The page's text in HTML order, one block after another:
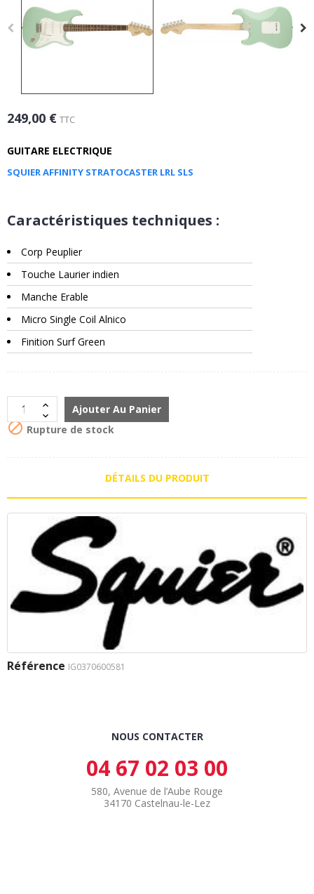
249,00 € TTC
GUITARE ELECTRIQUE
SQUIER AFFINITY STRATOCASTER LRL SLS
Caractéristiques techniques :
Corp Peuplier
Touche Laurier indien
Manche Erable
Micro Single Coil Alnico
Finition Surf Green
Ajouter Au Panier
 Rupture de stock
DÉTAILS DU PRODUIT
Référence IG0370600581
NOUS CONTACTER
04 67 02 03 00
580, Avenue de l’Aube Rouge
34170 Castelnau-le-Lez